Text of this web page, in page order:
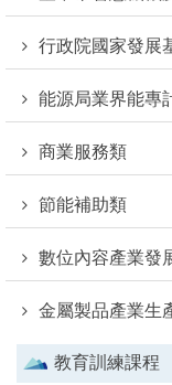
行政院國家發展
能源局業界能專
商業服務類
節能補助類
數位內容產業發
金屬製品產業生
教育訓練課程